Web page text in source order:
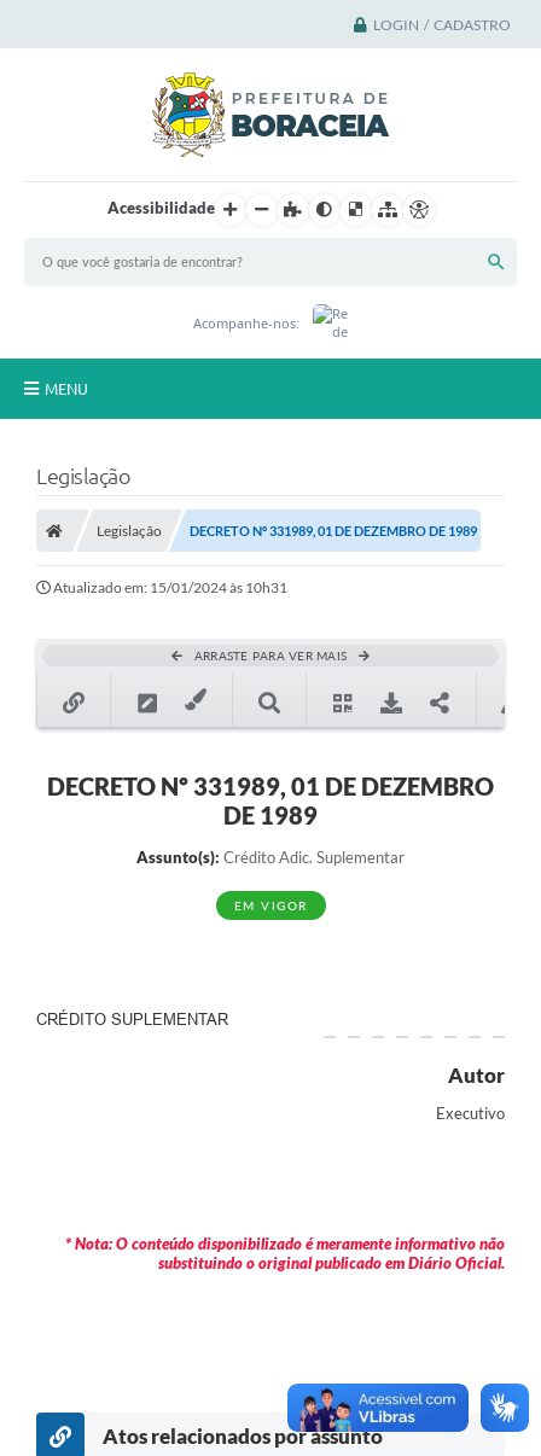
LOGIN / CADASTRO
Acessibilidade
Acompanhe-nos:
MENU
A Cidade
A Prefeitura
Notícias
Serviços Online
Multimídia
Empregos & Oportunidades
Galeria de Vídeos
Prefeito por um dia
Atendimento Médico
Legislação
Legislação DECRETO Nº 331989, 01 DE DEZEMBRO DE 1989
Atualizado em: 15/01/2024 às 10h31
ARRASTE PARA VER MAIS
DECRETO Nº 331989, 01 DE DEZEMBRO
DE 1989
Assunto(s): Crédito Adic. Suplementar
EM VIGOR
CRÉDITO SUPLEMENTAR
Autor
Executivo
* Nota: O conteúdo disponibilizado é meramente informativo não
substituindo o original publicado em Diário Oficial.
Atos relacionados por assunto